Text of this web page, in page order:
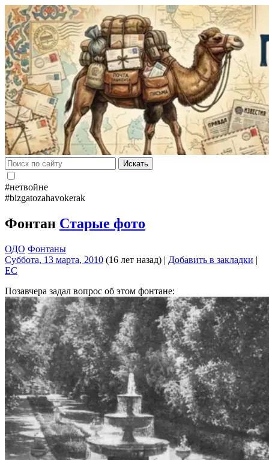
Искать
#нетвойне
#bizgatozahavokerak
Фонтан Старые фото
ОДО Фонтаны
Суббота, 13 марта, 2010 (16 лет назад) | Добавить в закладки |
EC
Позавчера задал вопрос об этом фонтане: